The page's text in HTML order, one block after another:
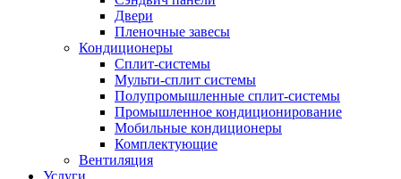
Двери
Пленочные завесы
Кондиционеры
Сплит-системы
Мульти-сплит системы
Полупромышленные сплит-системы
Промышленное кондиционирование
Мобильные кондиционеры
Комплектующие
Вентиляция
Услуги